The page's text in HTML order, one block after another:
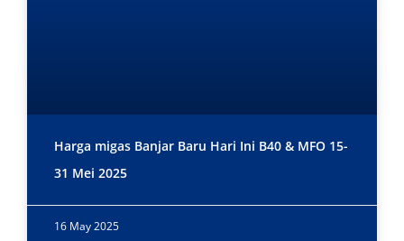
Harga migas Banjar Baru Hari Ini B40 & MFO 15-
31 Mei 2025
16 May 2025